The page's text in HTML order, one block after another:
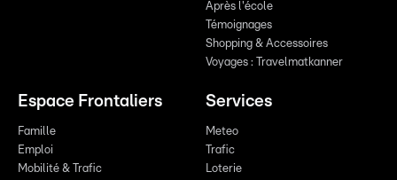
Après l'école
Témoignages
Shopping & Accessoires
Voyages : Travelmatkanner
Espace Frontaliers
Famille
Emploi
Mobilité & Trafic
Services
Meteo
Trafic
Loterie